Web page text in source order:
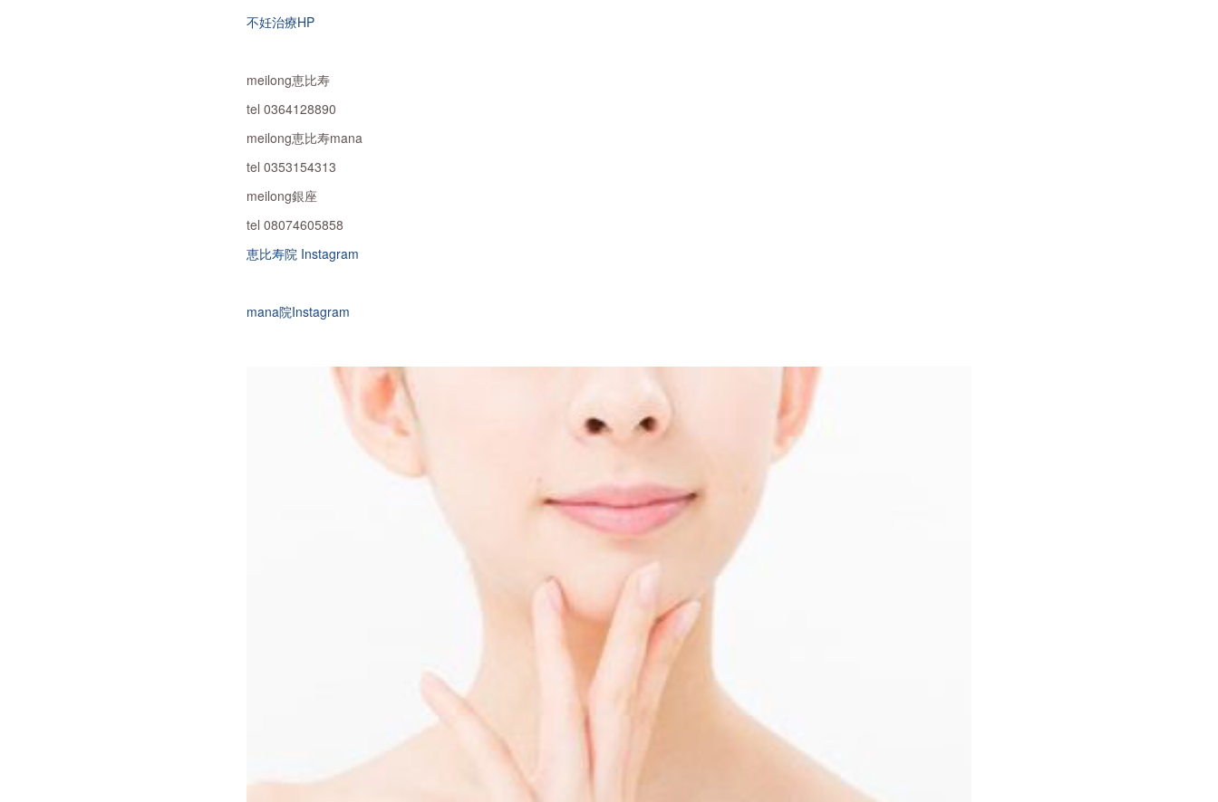
不妊治療HP
meilong恵比寿
tel 0364128890
meilong恵比寿mana
tel 0353154313
meilong銀座
tel 08074605858
恵比寿院 Instagram
mana院Instagram